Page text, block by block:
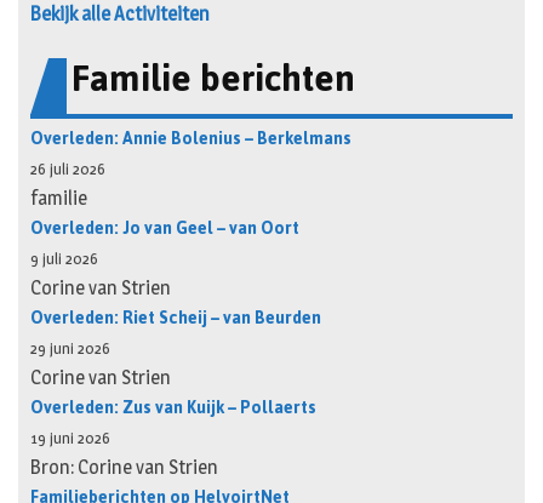
Bekijk alle Activiteiten
Familie berichten
Overleden: Annie Bolenius – Berkelmans
26 juli 2026
familie
Overleden: Jo van Geel – van Oort
9 juli 2026
Corine van Strien
Overleden: Riet Scheij – van Beurden
29 juni 2026
Corine van Strien
Overleden: Zus van Kuijk – Pollaerts
19 juni 2026
Bron: Corine van Strien